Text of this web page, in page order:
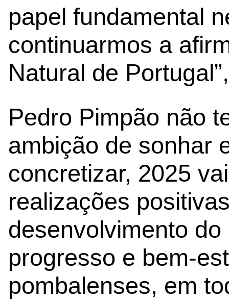
papel fundamental
continuarmos a
Natural de
Pedro Pimpão não
ambição de sonhar
concretizar, 2025
realizações
desenvolvimento
progresso e bem-
pombalenses, em